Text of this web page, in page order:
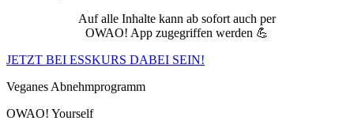
Auf alle Inhalte kann ab sofort auch per
OWAO! App zugegriffen werden 💪
JETZT BEI ESSKURS DABEI SEIN!
Veganes Abnehmprogramm
OWAO! Yourself